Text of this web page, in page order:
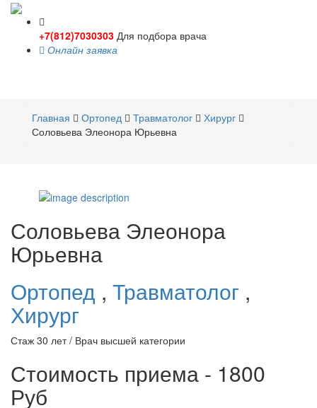
+7(812)7030303 Для подбора врача
Онлайн заявка
Главная
Ортопед Травматолог
Хирург
Соловьева Элеонора Юрьевна
Соловьева Элеонора
Юрьевна
Ортопед , Травматолог ,
Хирург
Стаж 30 лет / Врач высшей категории
Стоимость приема - 1800
Руб